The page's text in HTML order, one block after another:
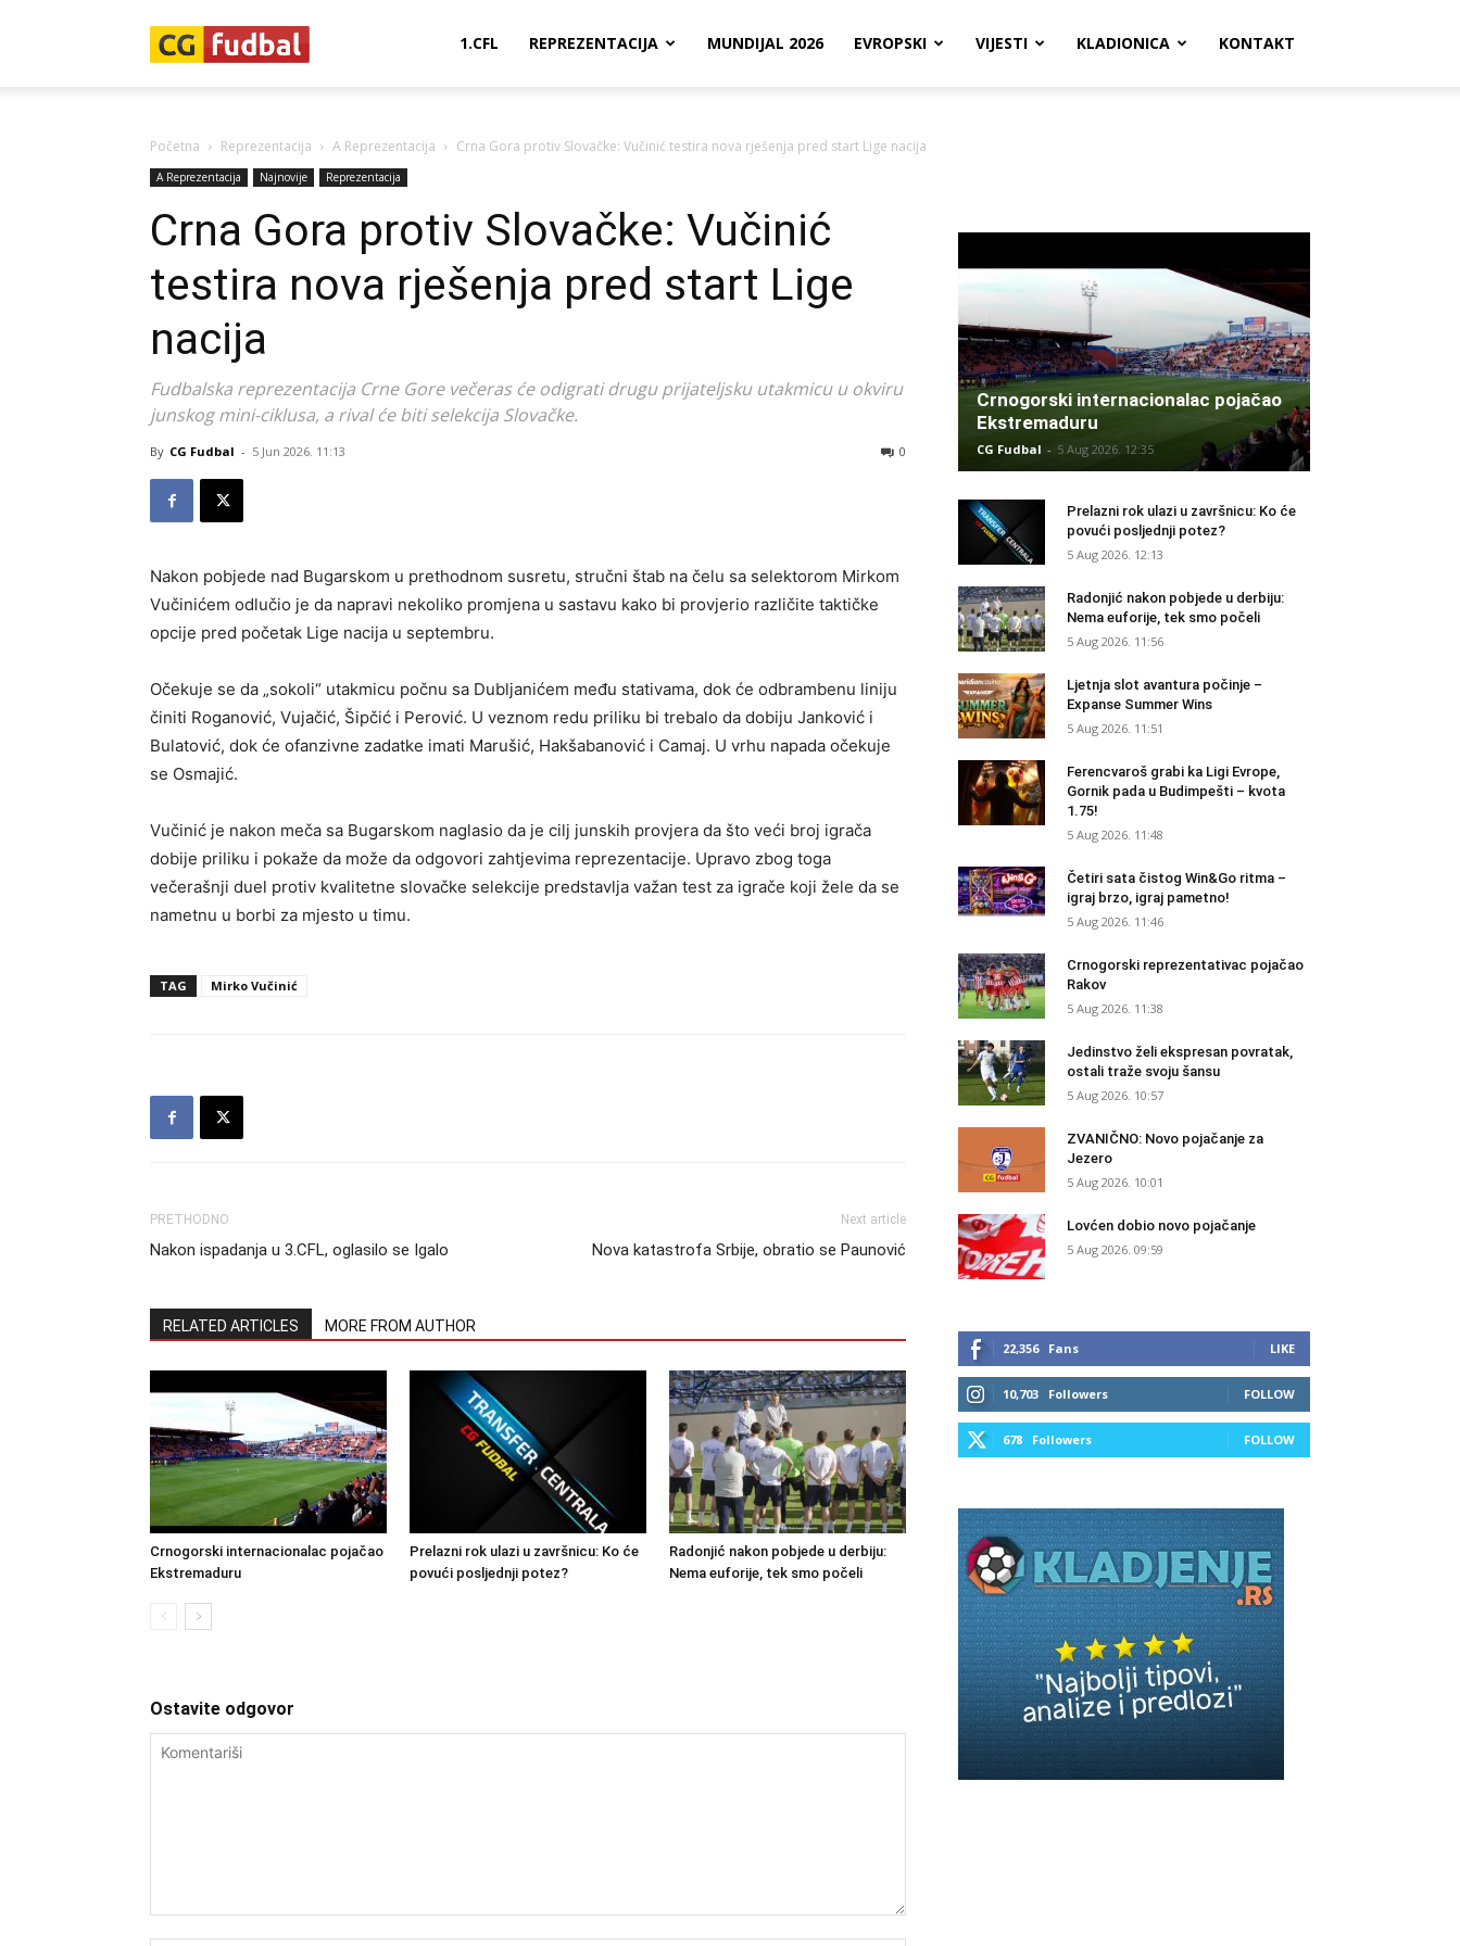
1.CFL REPREZENTACIJA MUNDIJAL 2026 EVROPSKI VIJESTI KLADIONICA KONTAKT
Početna Reprezentacija A Reprezentacija Crna Gora protiv Slovačke: Vučinić testira nova rješenja pred start Lige nacija
A Reprezentacija Najnovije Reprezentacija
Crna Gora protiv Slovačke: Vučinić
testira nova rješenja pred start Lige
nacija
Fudbalska reprezentacija Crne Gore večeras će odigrati drugu prijateljsku utakmicu u okviru
junskog mini-ciklusa, a rival će biti selekcija Slovačke.
By CG Fudbal - 5 Jun 2026. 11:13 0
Nakon pobjede nad Bugarskom u prethodnom susretu, stručni štab na čelu sa selektorom Mirkom
Vučinićem odlučio je da napravi nekoliko promjena u sastavu kako bi provjerio različite taktičke
opcije pred početak Lige nacija u septembru.
Očekuje se da „sokoli“ utakmicu počnu sa Dubljanićem među stativama, dok će odbrambenu liniju
činiti Roganović, Vujačić, Šipčić i Perović. U veznom redu priliku bi trebalo da dobiju Janković i
Bulatović, dok će ofanzivne zadatke imati Marušić, Hakšabanović i Camaj. U vrhu napada očekuje
se Osmajić.
Vučinić je nakon meča sa Bugarskom naglasio da je cilj junskih provjera da što veći broj igrača
dobije priliku i pokaže da može da odgovori zahtjevima reprezentacije. Upravo zbog toga
večerašnji duel protiv kvalitetne slovačke selekcije predstavlja važan test za igrače koji žele da se
nametnu u borbi za mjesto u timu.
TAG Mirko Vučinić
PRETHODNO
Nakon ispadanja u 3.CFL, oglasilo se Igalo
Next article
Nova katastrofa Srbije, obratio se Paunović
RELATED ARTICLES MORE FROM AUTHOR
Crnogorski internacionalac pojačao
Ekstremaduru
Prelazni rok ulazi u završnicu: Ko će
povući posljednji potez?
Radonjić nakon pobjede u derbiju:
Nema euforije, tek smo počeli
Ostavite odgovor
Crnogorski internacionalac pojačao
Ekstremaduru
CG Fudbal - 5 Aug 2026. 12:35
Prelazni rok ulazi u završnicu: Ko će
povući posljednji potez?
5 Aug 2026. 12:13
Radonjić nakon pobjede u derbiju:
Nema euforije, tek smo počeli
5 Aug 2026. 11:56
Ljetnja slot avantura počinje –
Expanse Summer Wins
5 Aug 2026. 11:51
Ferencvaroš grabi ka Ligi Evrope,
Gornik pada u Budimpešti – kvota
1.75!
5 Aug 2026. 11:48
Četiri sata čistog Win&Go ritma –
igraj brzo, igraj pametno!
5 Aug 2026. 11:46
Crnogorski reprezentativac pojačao
Rakov
5 Aug 2026. 11:38
Jedinstvo želi ekspresan povratak,
ostali traže svoju šansu
5 Aug 2026. 10:57
ZVANIČNO: Novo pojačanje za
Jezero
5 Aug 2026. 10:01
Lovćen dobio novo pojačanje
5 Aug 2026. 09:59
22,356 Fans LIKE
10,703 Followers FOLLOW
678 Followers FOLLOW